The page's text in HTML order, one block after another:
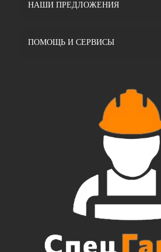
НАШИ ПРЕДЛОЖЕНИЯ
ПОМОЩЬ И СЕРВИСЫ